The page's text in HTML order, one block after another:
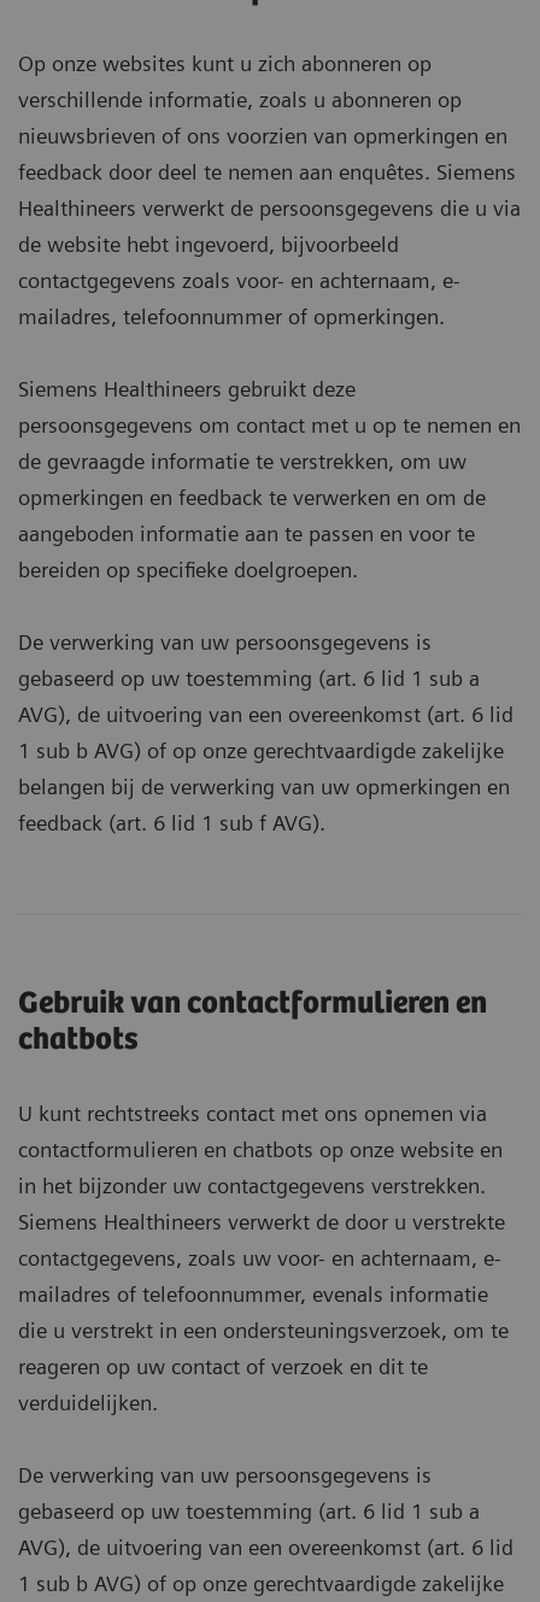
Op onze websites kunt u zich abonneren op
verschillende informatie, zoals u abonneren op
nieuwsbrieven of ons voorzien van opmerkingen en
feedback door deel te nemen aan enquêtes. Siemens
Healthineers verwerkt de persoonsgegevens die u via
de website hebt ingevoerd, bijvoorbeeld
contactgegevens zoals voor- en achternaam, e-
mailadres, telefoonnummer of opmerkingen.
Siemens Healthineers gebruikt deze
persoonsgegevens om contact met u op te nemen en
de gevraagde informatie te verstrekken, om uw
opmerkingen en feedback te verwerken en om de
aangeboden informatie aan te passen en voor te
bereiden op specifieke doelgroepen.
De verwerking van uw persoonsgegevens is
gebaseerd op uw toestemming (art. 6 lid 1 sub a
AVG), de uitvoering van een overeenkomst (art. 6 lid
1 sub b AVG) of op onze gerechtvaardigde zakelijke
belangen bij de verwerking van uw opmerkingen en
feedback (art. 6 lid 1 sub f AVG).
Gebruik van contactformulieren en
chatbots
U kunt rechtstreeks contact met ons opnemen via
contactformulieren en chatbots op onze website en
in het bijzonder uw contactgegevens verstrekken.
Siemens Healthineers verwerkt de door u verstrekte
contactgegevens, zoals uw voor- en achternaam, e-
mailadres of telefoonnummer, evenals informatie
die u verstrekt in een ondersteuningsverzoek, om te
reageren op uw contact of verzoek en dit te
verduidelijken.
De verwerking van uw persoonsgegevens is
gebaseerd op uw toestemming (art. 6 lid 1 sub a
AVG), de uitvoering van een overeenkomst (art. 6 lid
1 sub b AVG) of op onze gerechtvaardigde zakelijke